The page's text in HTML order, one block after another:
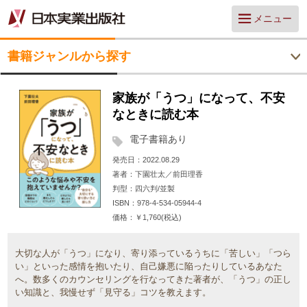
メニュー
書籍ジャンルから探す
家族が「うつ」になって、不安
なときに読む本
電子書籍あり
発売日
2022.08.29
著者
下園壮太／前田理香
判型
四六判/並製
ISBN
978-4-534-05944-4
価格
￥1,760(税込)
大切な人が「うつ」になり、寄り添っているうちに「苦しい」「つら
い」といった感情を抱いたり、自己嫌悪に陥ったりしているあなた
へ。数多くのカウンセリングを行なってきた著者が、「うつ」の正し
い知識と、我慢せず「見守る」コツを教えます。